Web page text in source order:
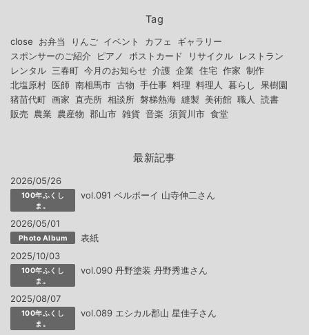
Tag
close お弁当 りんご イベント カフェ
ギャラリー
スポンサーのご紹介
ピアノ ポストカード リサイクル
レストラン
レンタル 三春町 今月のお知らせ 介護 企業 住宅 作家 制作
北塩原村 医師 南相馬市 古物 手仕事 料理 料理人 暮らし
果樹園
猪苗代町 画家 直売所 相談所 磐梯熱海 縫製 美術館 職人
読書
販売
農業 農産物 郡山市 雑貨 音楽 須賀川市 食堂
最新記事
2026/05/26
100年ふくし
ま。
vol.091 ベルボーイ 山寺伸二さん
2026/05/01
Photo Album
表紙
2025/10/03
100年ふくし
ま。
vol.090 丹野塗装 丹野秀進さん
2025/08/07
100年ふくし
ま。
vol.089 エシカル郡山 星佳子さん